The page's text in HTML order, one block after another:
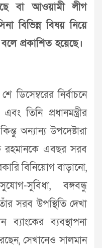
বা আওয়ামী লীগ
বিভিন্ন বিষয় নিয়ে
প্রকাশিত হয়েছে।
নির্বাচনে
তিনি প্রধানমন্ত্রীর
অন্যান্য উপদেষ্টারা
রহমানকে এবছর সরব
বিনিয়োগ বাড়ানো,
সুবিধা, বঙ্গবন্ধু
সরব উপস্থিতি দেখা
ব্যাংকের ব্যবস্থাপনা
সেখানেও সালমান